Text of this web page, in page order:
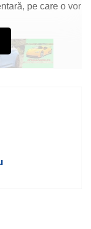
pe care o vor
privată,
de